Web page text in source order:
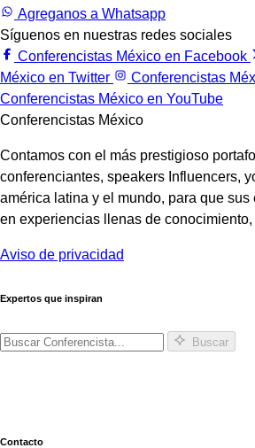
Agreganos a Whatsapp
Síguenos en nuestras redes sociales
Conferencistas México en Facebook
México en Twitter
Conferencistas
Conferencistas México en YouTube
Conferencistas México
Contamos con el más prestigioso
conferenciantes, speakers Influencers,
américa latina y el mundo, para que sus
en experiencias llenas de
Aviso de privacidad
Expertos que inspiran
Buscar
Contacto